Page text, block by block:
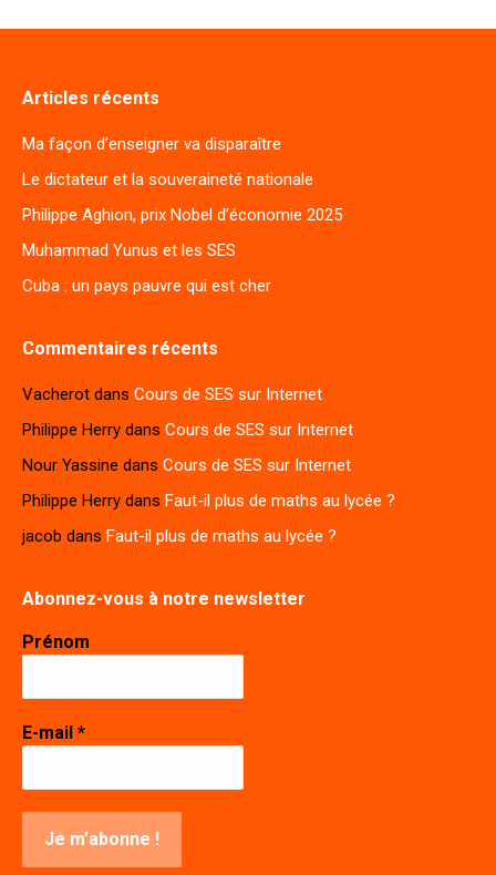
Articles récents
Ma façon d’enseigner va disparaître
Le dictateur et la souveraineté nationale
Philippe Aghion, prix Nobel d’économie 2025
Muhammad Yunus et les SES
Cuba : un pays pauvre qui est cher
Commentaires récents
Vacherot dans Cours de SES sur Internet
Philippe Herry dans Cours de SES sur Internet
Nour Yassine dans Cours de SES sur Internet
Philippe Herry dans Faut-il plus de maths au lycée ?
jacob dans Faut-il plus de maths au lycée ?
Abonnez-vous à notre newsletter
Prénom
E-mail *